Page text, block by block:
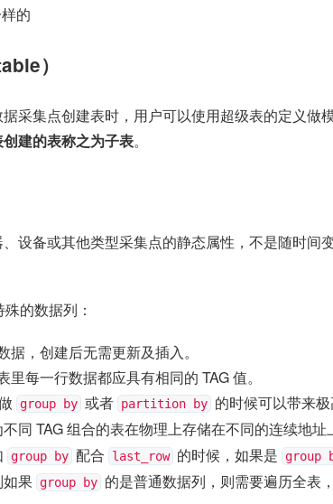
的
）
采集点创建表时，用户可以使用超级表的定义
建的表称之为子表。
设备或其他类型采集点的静态属性，不是随时
的数据列：
据，创建后无需更新及插入。
里每一行数据都应具有相同的 TAG 值。
group by 或者 partition by 的时候可以带来极
不同 TAG 组合的表在物理上存储在不同的连续地
group by 配合 last_row 的时候，如果是 group
果 group by 的是普通数据列，则需要遍历全表